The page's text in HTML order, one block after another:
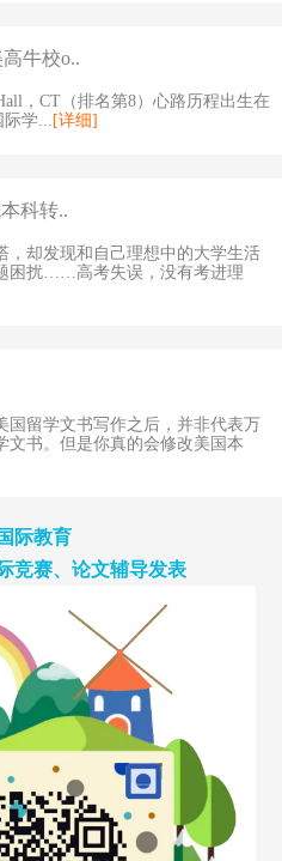
牛校o..
，CT（排名第8）心路历程出生在
际学... [详细]
科转..
，却发现和自己理想中的大学生活
困扰……高考失误，没有考进理
国留学文书写作之后，并非代表万
文书。但是你真的会修改美国本
际教育
竞赛、论文辅导发表